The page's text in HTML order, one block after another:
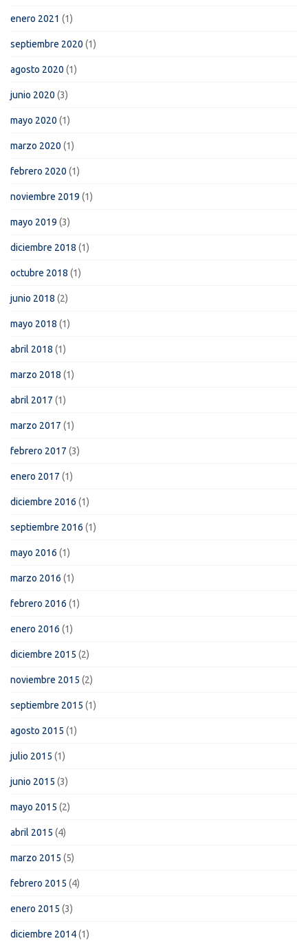
enero 2021 (1)
septiembre 2020 (1)
agosto 2020 (1)
junio 2020 (3)
mayo 2020 (1)
marzo 2020 (1)
febrero 2020 (1)
noviembre 2019 (1)
mayo 2019 (3)
diciembre 2018 (1)
octubre 2018 (1)
junio 2018 (2)
mayo 2018 (1)
abril 2018 (1)
marzo 2018 (1)
abril 2017 (1)
marzo 2017 (1)
febrero 2017 (3)
enero 2017 (1)
diciembre 2016 (1)
septiembre 2016 (1)
mayo 2016 (1)
marzo 2016 (1)
febrero 2016 (1)
enero 2016 (1)
diciembre 2015 (2)
noviembre 2015 (2)
septiembre 2015 (1)
agosto 2015 (1)
julio 2015 (1)
junio 2015 (3)
mayo 2015 (2)
abril 2015 (4)
marzo 2015 (5)
febrero 2015 (4)
enero 2015 (3)
diciembre 2014(1)